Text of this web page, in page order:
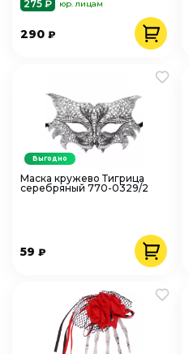
275 ₽ юр. лицам
290 ₽
Маска кружево Тигрица
серебряный 770-0329/2
59 ₽
Выгодно